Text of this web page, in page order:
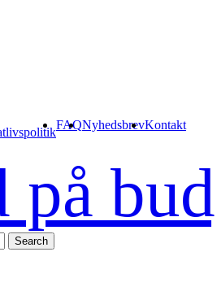
FAQNyhedsbrevKontakt